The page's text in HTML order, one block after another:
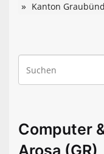
Kanton
Computer